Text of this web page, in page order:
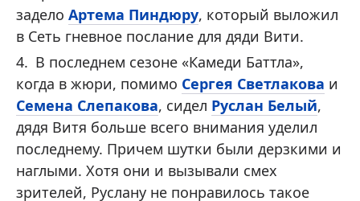
задело Артема Пиндюру, который выложил
в Сеть гневное послание для дяди Вити.
В последнем сезоне «Камеди Баттла»,
когда в жюри, помимо Сергея Светлакова и
Семена Слепакова, сидел Руслан Белый,
дядя Витя больше всего внимания уделил
последнему. Причем шутки были дерзкими и
наглыми. Хотя они и вызывали смех
зрителей, Руслану не понравилось такое